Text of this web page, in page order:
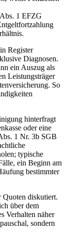
1 EFZG
Register
Diagnosen.
ein Auszug als
Leistungsträger
So
hinterfragt
oder eine
1 Nr. 3b SGB
typische
ein Beginn am
bestimmter
Quoten diskutiert.
über dem
Verhalten näher
sondern